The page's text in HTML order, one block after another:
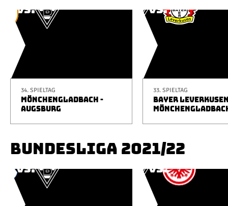
34. SPIELTAG
MÖNCHENGLADBACH -
AUGSBURG
33. SPIELTAG
BAYER
BUNDESLIGA 2021/22